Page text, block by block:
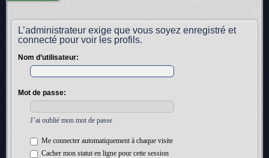
L’administrateur exige que vous soyez enregistré et
connecté pour voir les profils.
Nom d’utilisateur:
Mot de passe:
J’ai oublié mon mot de passe
Me connecter automatiquement à chaque visite
Cacher mon statut en ligne pour cette session